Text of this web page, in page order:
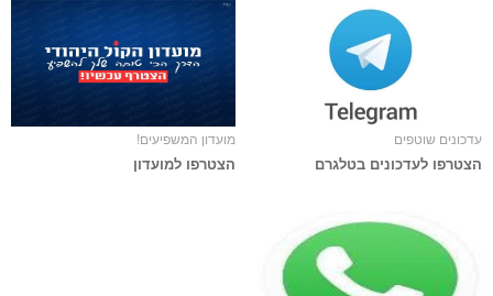
עדכונים שוטפים
הצטרפו לעדכונים בטלגרם
מועדון המשפיעים!
הצטרפו למועדון